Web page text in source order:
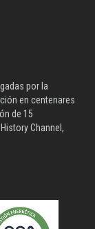
por la
en centenares
de 15
Channel,